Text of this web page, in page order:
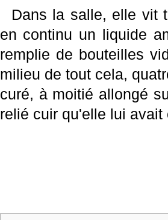
Dans la salle, elle vit
en continu un liquide
remplie de bouteilles
milieu de tout cela,
curé, à moitié allongé
relié cuir qu'elle lui avait